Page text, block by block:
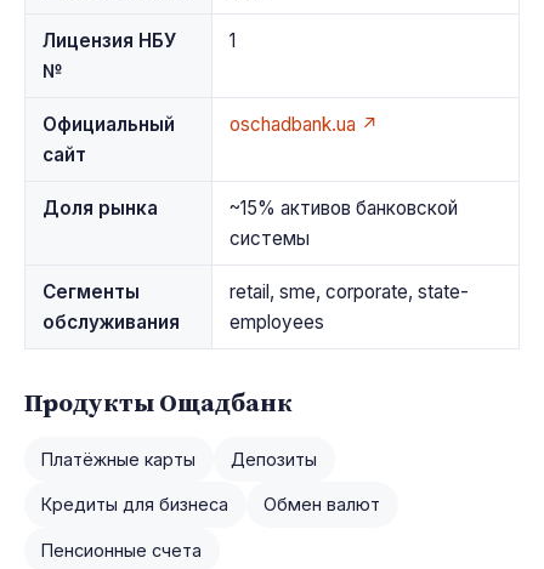
Лицензия НБУ
№
1
Официальный
сайт
oschadbank.ua ↗
Доля рынка
~15% активов банковской
системы
Сегменты
обслуживания
retail, sme, corporate, state-
employees
Продукты Ощадбанк
Платёжные карты Депозиты
Кредиты для бизнеса Обмен валют
Пенсионные счета